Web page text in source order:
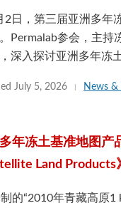
2日，第三届亚洲多年
Permalab参会，主持
深入探讨亚洲多年冻
July 5, 2026 News &
年冻土基准地图产
Land Products
的“2010年青藏高原